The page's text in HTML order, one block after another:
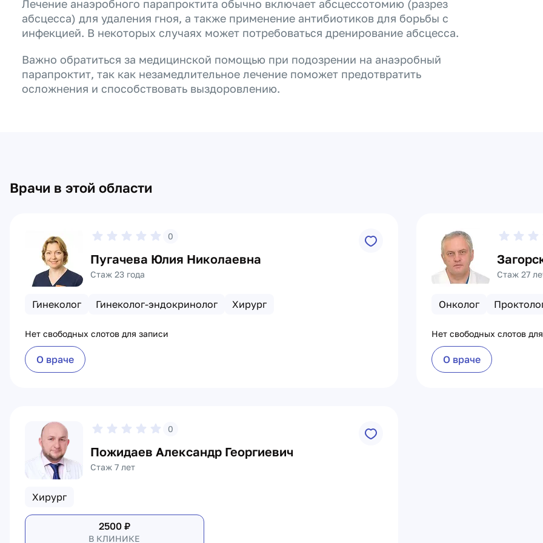
Лечение анаэробного парапроктита обычно включает абсцессотомию (разрез
абсцесса) для удаления гноя, а также применение антибиотиков для борьбы с
инфекцией. В некоторых случаях может потребоваться дренирование абсцесса.
Важно обратиться за медицинской помощью при подозрении на анаэробный
парапроктит, так как незамедлительное лечение поможет предотвратить
осложнения и способствовать выздоровлению.
Врачи в этой области
0
Пугачева Юлия Николаевна
Стаж 23 года
Гинеколог Гинеколог-эндокринолог Хирург
Нет свободных слотов для записи
О враче
Стаж 27
Онколог
Нет свободных слотов
О враче
0
Пожидаев Александр Георгиевич
Стаж 7 лет
Хирург
2500₽
В КЛИНИКЕ